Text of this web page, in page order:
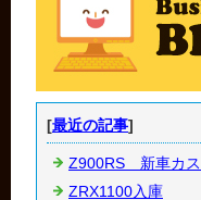
[最近の記事]
Z900RS 新車カ
ZRX1100入庫